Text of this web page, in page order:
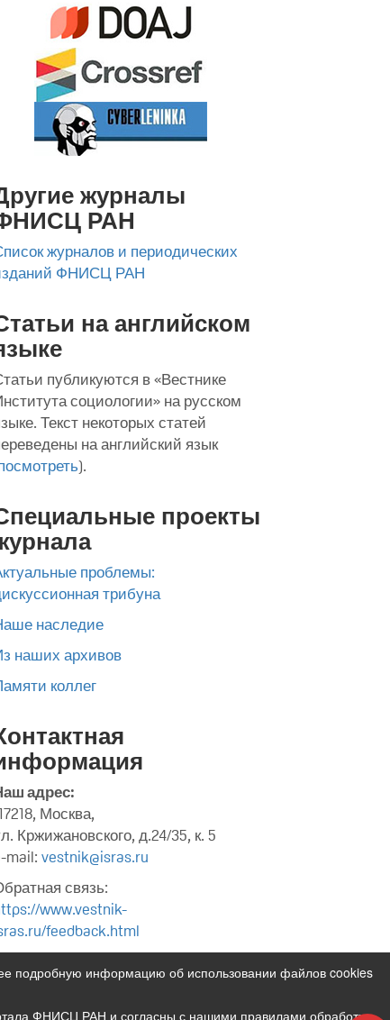
журналы
РАН
журналов и периодических
ФНИСЦ РАН
на английском
публикуются в «Вестнике
социологии» на русском
Текст некоторых статей
на английский язык
).
проекты
проблемы:
трибуна
наследие
наших архивов
коллег
адрес:
Москва,
Кржижановского, д.24/35, к. 5
mail: vestnik@isras.ru
связь:
www.vestnik-
feedback.html
подробную информацию об использовании файлов cookies
ФНИСЦ РАН и согласны с нашими правилами обработки